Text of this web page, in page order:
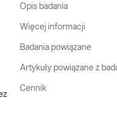
Opis badania
Więcej informacji
Badania powiązane
Artykuły powiązane z
Cennik